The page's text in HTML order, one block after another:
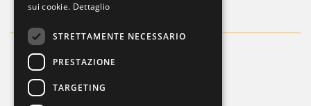
sui cookie. Dettaglio
STRETTAMENTE NECESSARIO
PRESTAZIONE
TARGETING